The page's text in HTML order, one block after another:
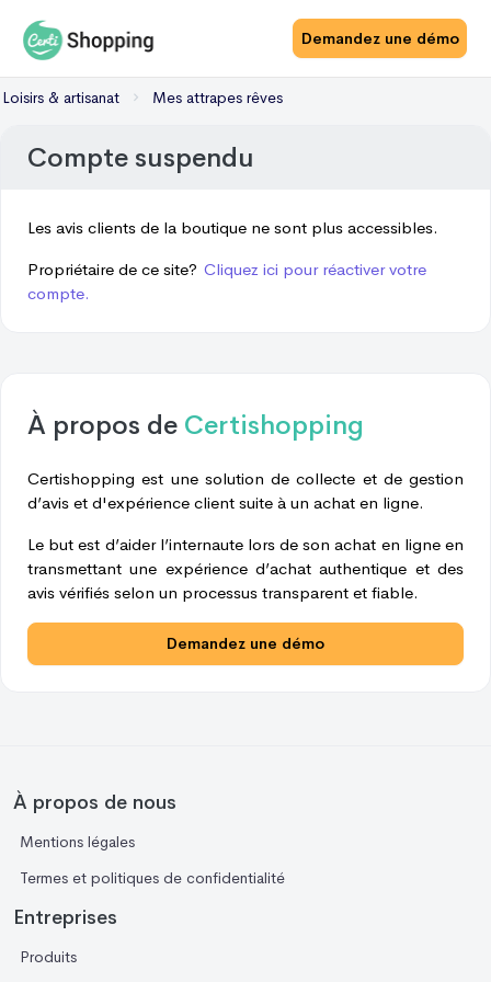
Demandez une démo
Loisirs & artisanat Mes attrapes rêves
Compte suspendu
Les avis clients de la boutique ne sont plus accessibles.
Propriétaire de ce site? Cliquez ici pour réactiver votre
compte.
À propos de Certishopping
Certishopping est une solution de collecte et de gestion
d’avis et d'expérience client suite à un achat en ligne.
Le but est d’aider l’internaute lors de son achat en ligne en
transmettant une expérience d’achat authentique et des
avis vérifiés selon un processus transparent et fiable.
Demandez une démo
À propos de nous
Mentions légales
Termes et politiques de confidentialité
Entreprises
Produits